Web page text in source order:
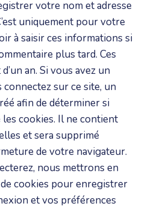
votre nom et adresse
uniquement pour votre
à saisir ces informations si
plus tard. Ces
an. Si vous avez un
sur ce site, un
afin de déterminer si
cookies. Il ne contient
et sera supprimé
de votre navigateur.
nous mettrons en
cookies pour enregistrer
et vos préférences